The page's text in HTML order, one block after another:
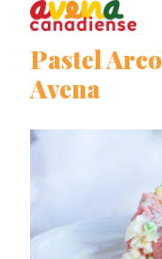
content
Open
menu
Close
menu
Pastel
Avena